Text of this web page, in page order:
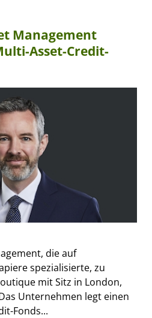
Management
Asset-Credit-
die auf
spezialisierte, zu
mit Sitz in London,
Unternehmen legt einen
Fonds...